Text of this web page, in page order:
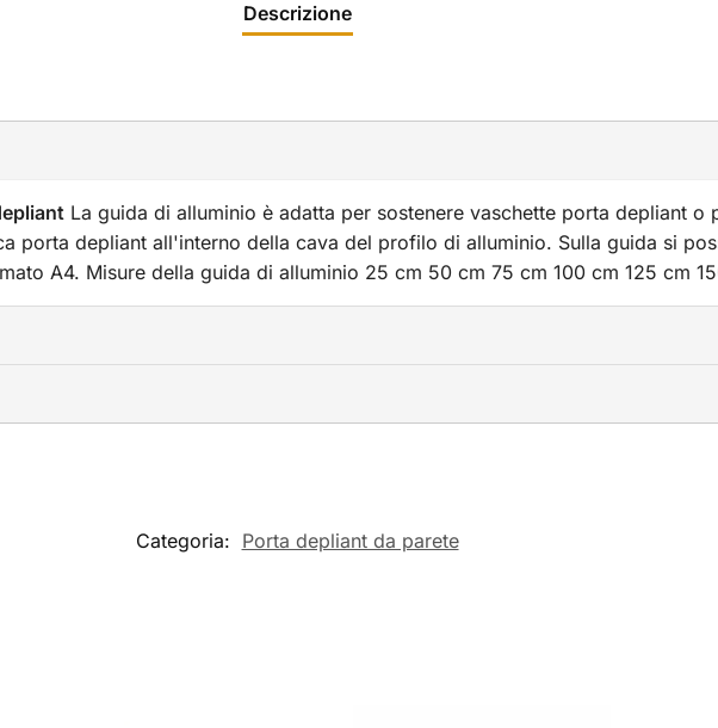
Descrizione
La guida di alluminio è adatta per sostenere vaschette porta depliant o
porta depliant all'interno della cava del profilo di alluminio. Sulla guida si
A4. Misure della guida di alluminio 25 cm 50 cm 75 cm 100 cm 125 cm
Categoria: Porta depliant da parete